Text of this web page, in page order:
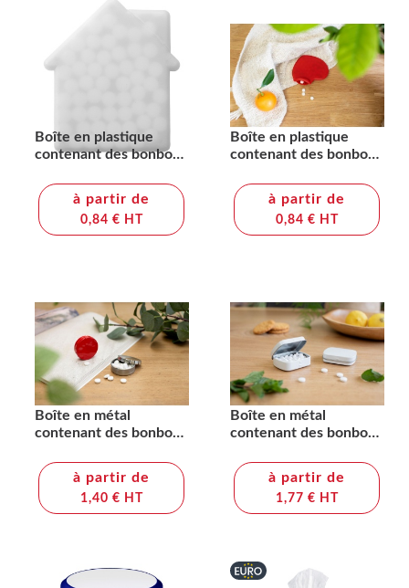
Boîte en plastique
contenant des bonbons
à partir de
0,84 € HT
Boîte en plastique
contenant des bonbons
à partir de
0,84 € HT
Boîte en métal
contenant des bonbons
à partir de
1,40 € HT
Boîte en métal
contenant des bonbons
à partir de
1,77 € HT